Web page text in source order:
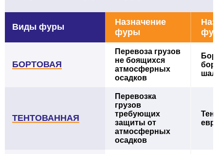
Виды фуры
Назначение
фуры
БОРТОВАЯ
Перевоза грузов
не боящихся
атмосферных
осадков
ТЕНТОВАННАЯ
Перевозка
грузов
требующих
защиты от
атмосферных
осадков